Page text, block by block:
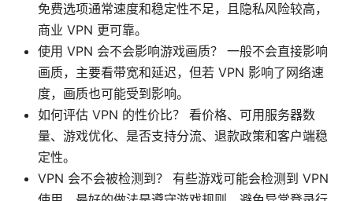
免费选项通常速度和稳定性不足，且隐私风险较高，
商业 VPN 更可靠。
使用 VPN 会不会影响游戏画质？ 一般不会直接影响
画质，主要看带宽和延迟，但若 VPN 影响了网络速
度，画质也可能受到影响。
如何评估 VPN 的性价比？ 看价格、可用服务器数
量、游戏优化、是否支持分流、退款政策和客户端稳
定性。
VPN 会不会被检测到？ 有些游戏可能会检测到 VPN